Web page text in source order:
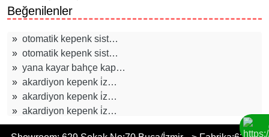
Akordiyon Kepenkler İzmir
Bariyer Sistemleri İzmir
Otomatik Kepenk Yedek Parça İzmir
Kuşadası Otomatik Çelik Kepenk
Kuşadası Panjur
Kuşadası Pergole Baş Metal Yapı
Davutlar Cam Balkon
Kuşadası Sineklik Baş Metal
Beğenilenler
» otomatik kepenk sist…
» otomatik kepenk sist…
» yana kayar bahçe kap…
» akardiyon kepenk i̇z…
» akardiyon kepenk i̇z…
» akardiyon kepenk i̇z…
»akardiyon kepenk